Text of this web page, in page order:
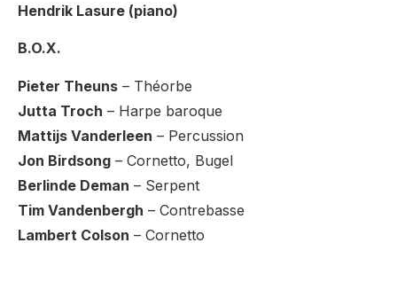
Hendrik Lasure (piano)
B.O.X.
Pieter Theuns – Théorbe
Jutta Troch – Harpe baroque
Mattijs Vanderleen – Percussion
Jon Birdsong – Cornetto, Bugel
Berlinde Deman – Serpent
Tim Vandenbergh – Contrebasse
Lambert Colson – Cornetto